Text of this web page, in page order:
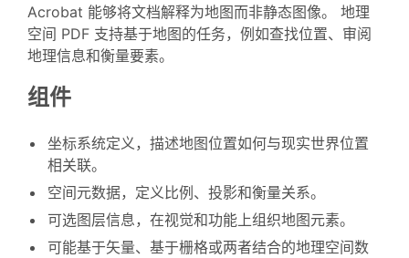
Acrobat 能够将文档解释为地图而非静态图像。 地理
空间 PDF 支持基于地图的任务，例如查找位置、审阅
地理信息和衡量要素。
组件
坐标系统定义，描述地图位置如何与现实世界位置
相关联。
空间元数据，定义比例、投影和衡量关系。
可选图层信息，在视觉和功能上组织地图元素。
可能基于矢量、基于栅格或两者结合的地理空间数